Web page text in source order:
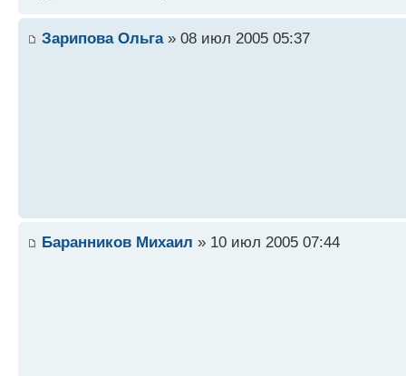
Зарипова Ольга» 08 июл 2005 05:37
Баранников Михаил » 10 июл 2005 07:44